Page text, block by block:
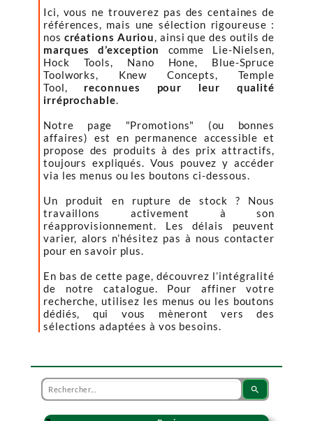
Ici, vous ne trouverez pas des centaines de
références, mais une sélection rigoureuse :
nos créations Auriou, ainsi que des outils de
marques d’exception
comme Lie-Nielsen,
Hock Tools, Nano Hone, Blue-Spruce
Toolworks, Knew Concepts, Temple
Tool, reconnues pour leur qualité
irréprochable.
Notre page "Promotions" (ou bonnes
affaires) est en permanence accessible et
propose des produits à des prix attractifs,
toujours expliqués. Vous pouvez y accéder
via les menus ou les boutons ci-dessous.
Un produit en rupture de stock ? Nous
travaillons activement à son
réapprovisionnement. Les délais peuvent
varier, alors n’hésitez pas à nous contacter
pour en savoir plus.
En bas de cette page, découvrez l’intégralité
de notre catalogue. Pour affiner votre
recherche, utilisez les menus ou les boutons
dédiés, qui vous mèneront vers des
sélections adaptées à vos besoins.
search